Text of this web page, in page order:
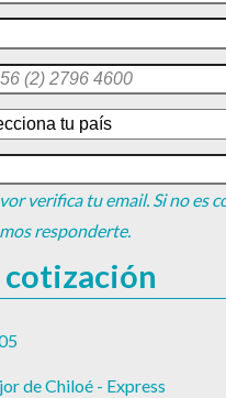
verifica tu email. Si no es
responderte.
de Chiloé - Express